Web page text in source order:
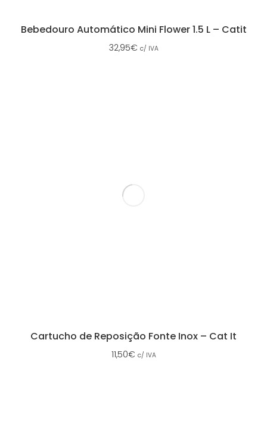
Bebedouro Automático Mini Flower 1.5 L – Catit
32,95€ c/ IVA
Cartucho de Reposição Fonte Inox – Cat It
11,50€ c/ IVA